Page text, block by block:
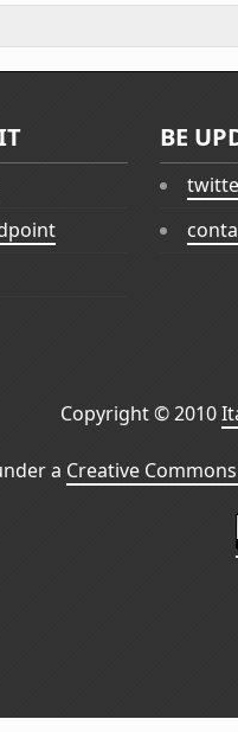
BE
Copyright © 2010
a Creative